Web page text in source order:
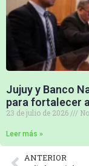
Jujuy y Banco
para fortalecer
23 de julio de 2026
Leer más »
ANTERIOR